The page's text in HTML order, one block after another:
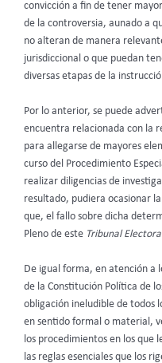
convicción a fin de tener
de la controversia, aunado a
no alteran de manera
jurisdiccional o que puedan
diversas etapas de la
Por lo anterior, se puede
encuentra relacionada con la
para allegarse de mayores
curso del Procedimiento
realizar diligencias de
resultado, pudiera ocasionar
que, el fallo sobre dicha
Pleno de este Tribunal
De igual forma, en atención a
de la Constitución Política de
obligación ineludible de todos
en sentido formal o material,
los procedimientos en los que
las reglas esenciales que los